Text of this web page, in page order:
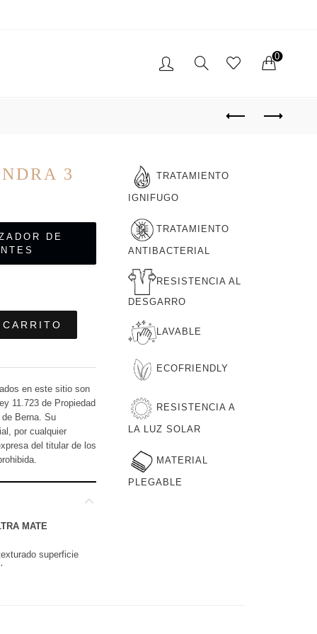
0
3
DE
en este sitio son
11.723 de Propiedad
de Berna. Su
por cualquier
del titular de los
MATE
superficie
TRATAMIENTO
IGNIFUGO
TRATAMIENTO
ANTIBACTERIAL
RESISTENCIA AL
DESGARRO
LAVABLE
ECOFRIENDLY
RESISTENCIA A
LA LUZ SOLAR
MATERIAL
PLEGABLE